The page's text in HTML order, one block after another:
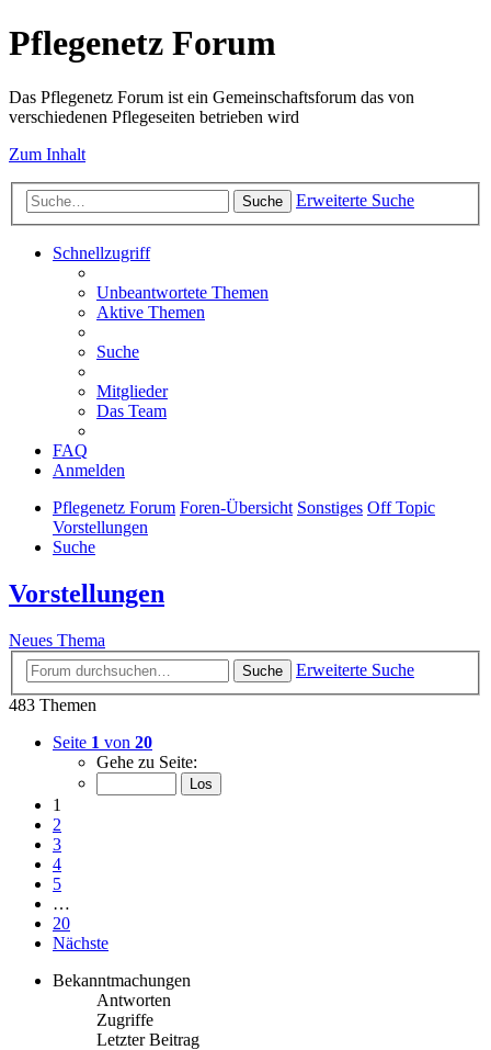
Pflegenetz Forum
Das Pflegenetz Forum ist ein Gemeinschaftsforum das von
verschiedenen Pflegeseiten betrieben wird
Zum Inhalt
Suche Erweiterte Suche
Schnellzugriff
Unbeantwortete Themen
Aktive Themen
Suche
Mitglieder
Das Team
FAQ
Anmelden
Pflegenetz Forum Foren-Übersicht Sonstiges Off Topic
Vorstellungen
Suche
Vorstellungen
Neues Thema
Suche
Erweiterte Suche
483 Themen
Seite 1 von 20
Gehe zu Seite:
1
2
3
4
5
…
20
Nächste
Bekanntmachungen
Antworten
Zugriffe
Letzter Beitrag